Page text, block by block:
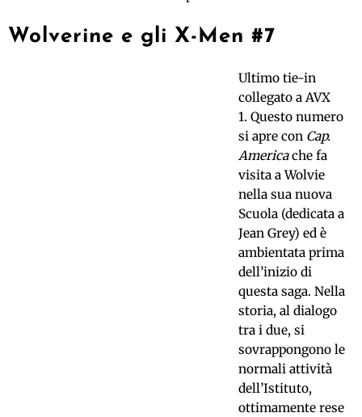
Wolverine e gli X-Men #7
Ultimo tie-in
collegato a AVX
1. Questo numero
si apre con Cap.
Americache fa
visita a Wolvie
nella sua nuova
Scuola (dedicata a
Jean Grey) ed è
ambientata prima
dell’inizio di
questa saga. Nella
storia, al dialogo
tra i due, si
sovrappongono le
normali attività
dell’Istituto,
ottimamente rese